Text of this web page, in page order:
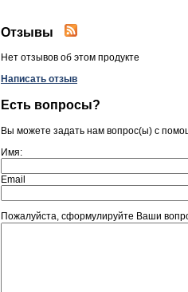
Отзывы
Нет отзывов об этом продукте
Написать отзыв
Есть вопросы?
Вы можете задать нам вопрос(ы) с
Имя:
Email
Пожалуйста, сформулируйте Ваши